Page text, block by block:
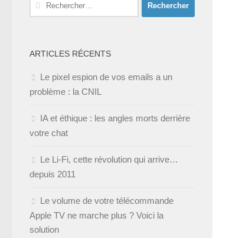
ARTICLES RÉCENTS
Le pixel espion de vos emails a un
problème : la CNIL
IA et éthique : les angles morts derrière
votre chat
Le Li-Fi, cette révolution qui arrive…
depuis 2011
Le volume de votre télécommande
Apple TV ne marche plus ? Voici la
solution